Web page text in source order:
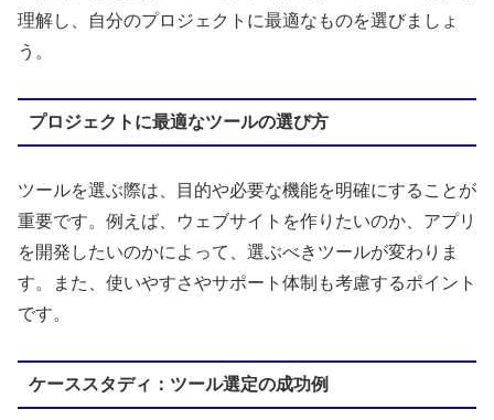
理解し、自分のプロジェクトに最適なものを選びましょ
う。
プロジェクトに最適なツールの選び方
ツールを選ぶ際は、目的や必要な機能を明確にすることが
重要です。例えば、ウェブサイトを作りたいのか、アプリ
を開発したいのかによって、選ぶべきツールが変わりま
す。また、使いやすさやサポート体制も考慮するポイント
です。
ケーススタディ：ツール選定の成功例